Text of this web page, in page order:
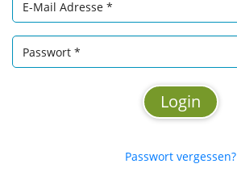
Passwort vergessen?